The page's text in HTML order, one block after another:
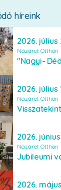
híreink
2026. július
Názáret Otthon
"Nagyi-
2026. július
Názáret Otthon
2026. június
Názáret Otthon
2026.